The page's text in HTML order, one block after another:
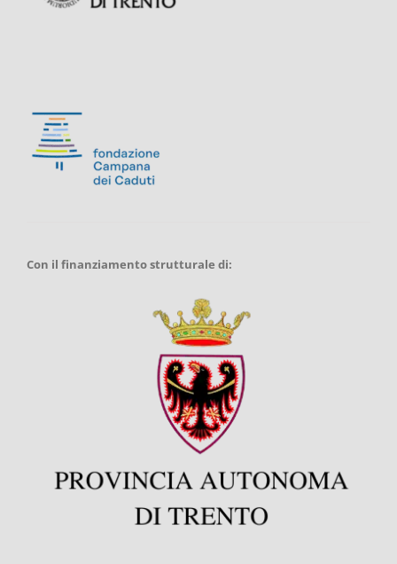
Con il finanziamento strutturale di: